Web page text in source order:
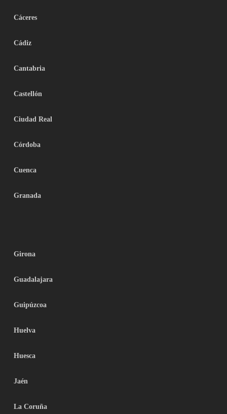
Cáceres
Cádiz
Cantabria
Castellón
Ciudad Real
Córdoba
Cuenca
Granada
Girona
Guadalajara
Guipúzcoa
Huelva
Huesca
Jaén
La Coruña